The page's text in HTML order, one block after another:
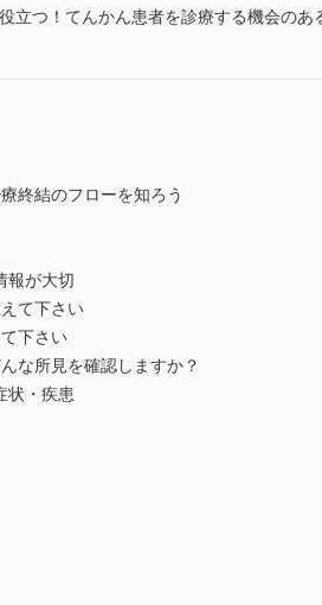
つ！てんかん患者を診療する機会のあ
終結のフローを知ろう
報が大切
て下さい
下さい
な所見を確認しますか？
状・疾患